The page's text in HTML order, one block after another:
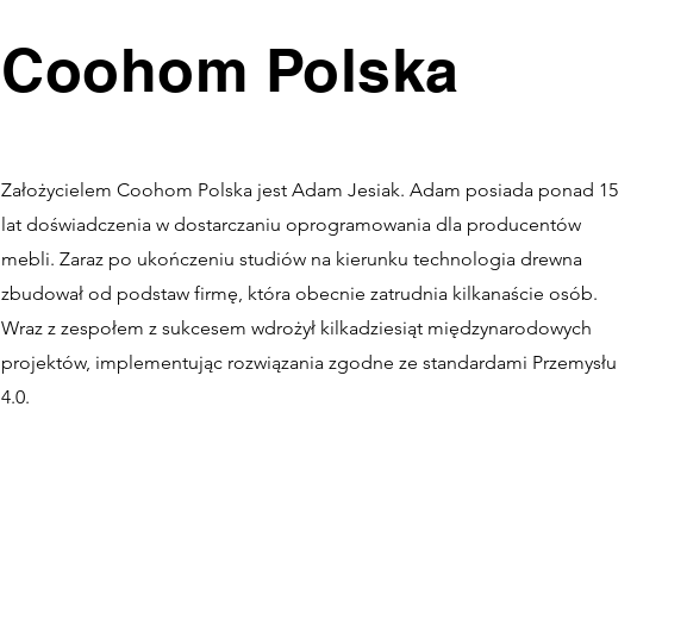
Coohom Polska
Założycielem Coohom Polska jest Adam Jesiak. Adam posiada ponad 15
lat doświadczenia w dostarczaniu oprogramowania dla producentów
mebli. Zaraz po ukończeniu studiów na kierunku technologia drewna
zbudował od podstaw firmę, która obecnie zatrudnia kilkanaście osób.
Wraz z zespołem z sukcesem wdrożył kilkadziesiąt międzynarodowych
projektów, implementując rozwiązania zgodne ze standardami Przemysłu
4.0.